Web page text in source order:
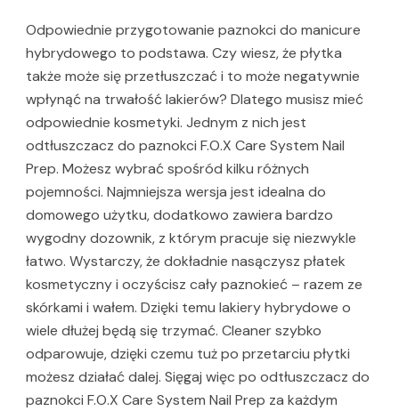
Odpowiednie przygotowanie paznokci do manicure
hybrydowego to podstawa. Czy wiesz, że płytka
także może się przetłuszczać i to może negatywnie
wpłynąć na trwałość lakierów? Dlatego musisz mieć
odpowiednie kosmetyki. Jednym z nich jest
odtłuszczacz do paznokci F.O.X Care System Nail
Prep. Możesz wybrać spośród kilku różnych
pojemności. Najmniejsza wersja jest idealna do
domowego użytku, dodatkowo zawiera bardzo
wygodny dozownik, z którym pracuje się niezwykle
łatwo. Wystarczy, że dokładnie nasączysz płatek
kosmetyczny i oczyścisz cały paznokieć – razem ze
skórkami i wałem. Dzięki temu lakiery hybrydowe o
wiele dłużej będą się trzymać. Cleaner szybko
odparowuje, dzięki czemu tuż po przetarciu płytki
możesz działać dalej. Sięgaj więc po odtłuszczacz do
paznokci F.O.X Care System Nail Prep za każdym